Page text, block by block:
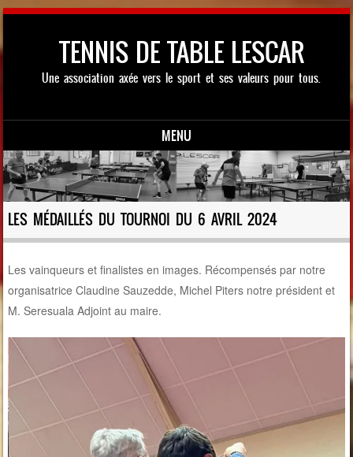
TENNIS DE TABLE LESCAR
Une association axée vers le sport et ses valeurs pour tous.
MENU
Skip to content
LES MÉDAILLÉS DU TOURNOI DU 6 AVRIL 2024
Les vainqueurs et finalistes en images. Récompensés par notre
organisatrice Claudine Sauzedde, Michel Piters notre président et
M. Seresuala Adjoint au maire.